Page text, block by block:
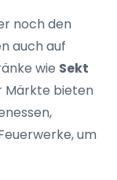
noch den
auch auf
wie Sekt
Märkte bieten
um